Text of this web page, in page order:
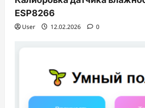
ESP8266
User 12.02.2026 0